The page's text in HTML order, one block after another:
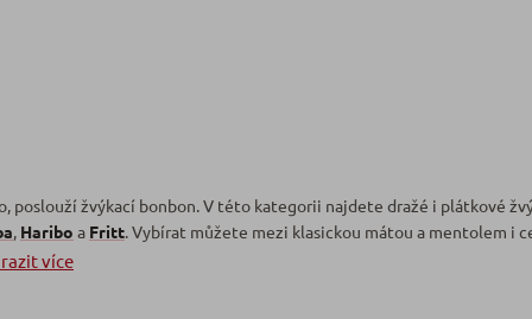
poslouží žvýkací bonbon. V této kategorii najdete dražé i plátkové
, Haribo a Fritt. Vybírat můžete mezi klasickou mátou a mentolem i
více